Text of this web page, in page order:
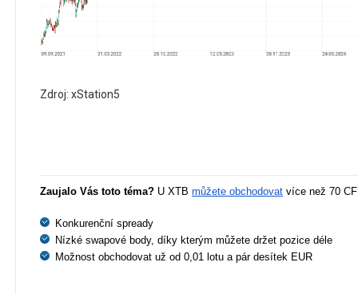
Zdroj: xStation5
Zaujalo Vás toto téma? U XTB můžete obchodovat více než 70
Konkurenční spready
Nízké swapové body, díky kterým můžete držet pozice déle
Možnost obchodovat už od 0,01 lotu a pár desítek EUR